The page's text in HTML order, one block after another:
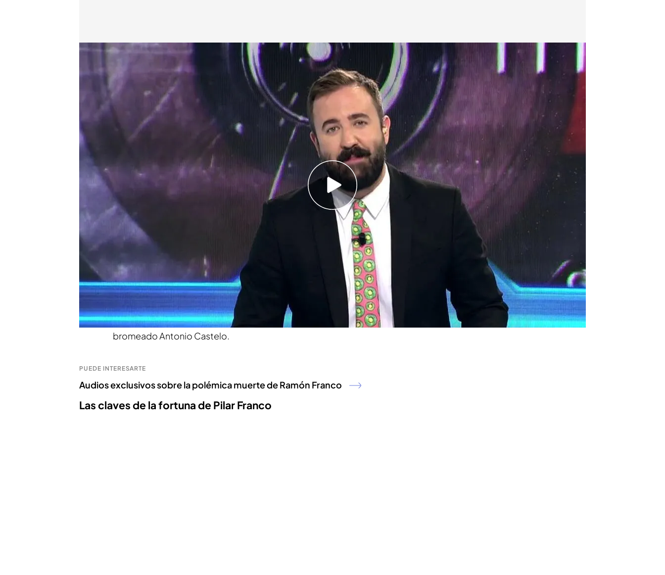
Vídeo: 'Los Teloneros' hablan de la fortuna de Pilar Franco.
cuatro.com
28 OCT 2021 - 14:13h.
Las claves de la fortuna de Pilar Franco: destapamos el pelotazo
urbanístico de la hermana del dictador
Después de que 'Todo es verdad' desvelase nuevos minutos de las cintas
exclusivas que el psicoanalista de los Franco grabó a toda la familia, 'Los
Teloneros' han comentado en el programa alguno de los temas más
importantes.
Castelo y Lago han hablado de Pilar Franco
y del alto nivel de vida que
consiguió sin trabajar.
"Pilar Franco es mi heroína. No pegó un palo al agua y pilló una pensión por
la cara. Es lo que se llama ahora hacerse un Victoria Federica", ha
bromeado Antonio Castelo.
PUEDE INTERESARTE
Audios exclusivos sobre la polémica muerte de Ramón Franco
Las claves de la fortuna de Pilar Franco